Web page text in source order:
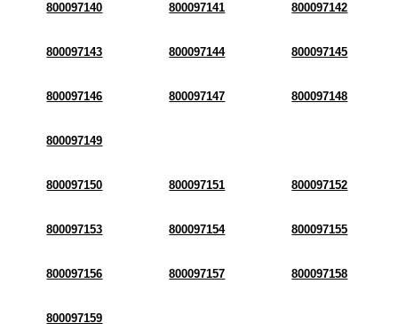
800097140 800097141 800097142
800097143 800097144 800097145
800097146 800097147 800097148
800097149
800097150 800097151 800097152
800097153 800097154 800097155
800097156 800097157 800097158
800097159